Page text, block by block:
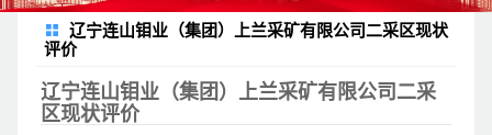
辽宁连山钼业（集团）上兰采矿有限公司二采区现状
评价
辽宁连山钼业（集团）上兰采矿有限公司二采
区现状评价